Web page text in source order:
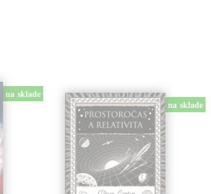
na sklade
na sklade